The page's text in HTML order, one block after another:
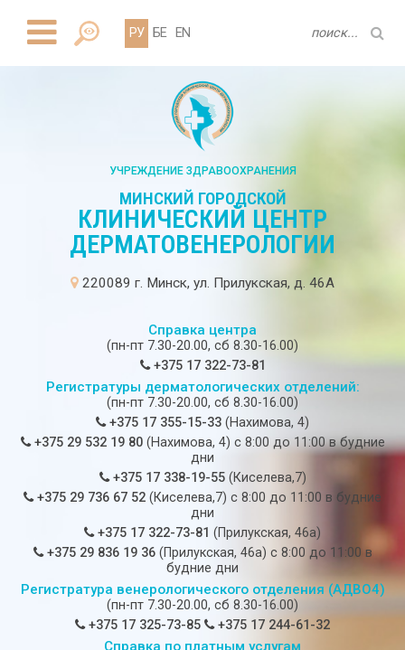
РУ БЕ EN
УЧРЕЖДЕНИЕ ЗДРАВООХРАНЕНИЯ
МИНСКИЙ ГОРОДСКОЙ
КЛИНИЧЕСКИЙ ЦЕНТР
ДЕРМАТОВЕНЕРОЛОГИИ
220089 г. Минск, ул. Прилукская, д. 46А
Справка центра
(пн-пт 7.30-20.00, сб 8.30-16.00)
+375 17 322-73-81
Регистратуры дерматологических отделений:
(пн-пт 7.30-20.00, сб 8.30-16.00)
+375 17 355-15-33 (Нахимова, 4)
+375 29 532 19 80(Нахимова, 4) c 8:00 до 11:00 в будние
дни
+375 17 338-19-55(Киселева,7)
+375 29 736 67 52 (Киселева,7) c 8:00 до 11:00 в будние
дни
+375 17 322-73-81 (Прилукская, 46а)
+375 29 836 19 36(Прилукская, 46а) c 8:00 до 11:00 в
будние дни
Регистратура венерологического отделения (АДВО4)
(пн-пт 7.30-20.00, сб 8.30-16.00)
+375 17 325-73-85
+375 17 244-61-32
Справка по платным услугам